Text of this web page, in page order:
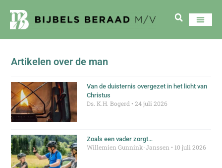
Artikelen over de man
Van de duisternis overgezet in het licht van
Christus
Ds. K.H. Bogerd 24 juli 2026
Zoals een vader zorgt…
Willemien Gunnink-Janssen 10 juli 2026